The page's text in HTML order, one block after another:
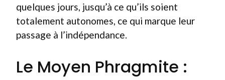
quelques jours, jusqu’à ce qu’ils soient
totalement autonomes, ce qui marque leur
passage à l’indépendance.
Le Moyen Phragmite :